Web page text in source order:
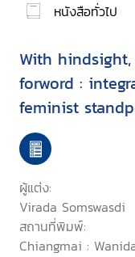
หนังสือทั่วไป
With
forword :
feminist
ผู้แต่ง:
Virada Somswasdi
สถานที่พิมพ์:
Chiangmai :